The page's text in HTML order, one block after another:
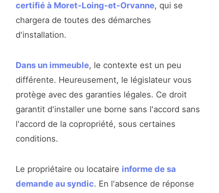
certifié à Moret-Loing-et-Orvanne, qui se
chargera de toutes des démarches
d'installation.
Dans un immeuble, le contexte est un peu
différente. Heureusement, le législateur vous
protège avec des garanties légales. Ce droit
garantit d'installer une borne sans l'accord sans
l'accord de la copropriété, sous certaines
conditions.
Le propriétaire ou locataire informe de sa
demande au syndic. En l'absence de réponse